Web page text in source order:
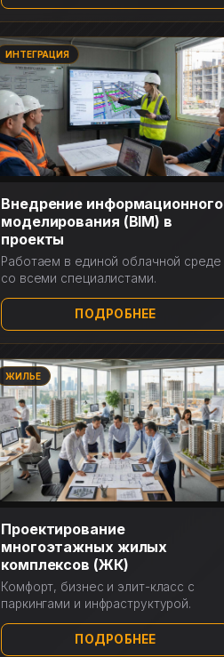
ИНТЕГРАЦИЯ
Внедрение информационного
моделирования (BIM) в
проекты
Работаем в единой облачной среде
со всеми специалистами.
ПОДРОБНЕЕ
ЖИЛЬЕ
Проектирование
многоэтажных жилых
комплексов (ЖК)
Комфорт, бизнес и элит-класс с
паркингами и инфраструктурой.
ПОДРОБНЕЕ